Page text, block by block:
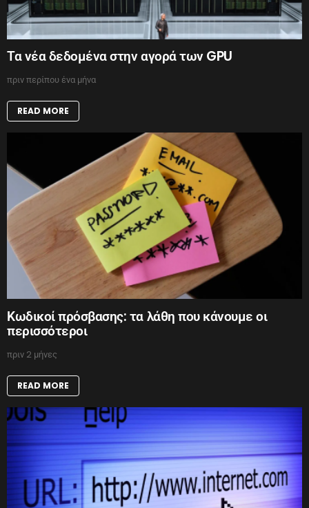
Τα νέα δεδομένα στην αγορά των GPU
πριν περίπου ένα μήνα
READ MORE
Κωδικοί πρόσβασης: τα λάθη που κάνουμε οι
περισσότεροι
πριν 2 μήνες
READ MORE